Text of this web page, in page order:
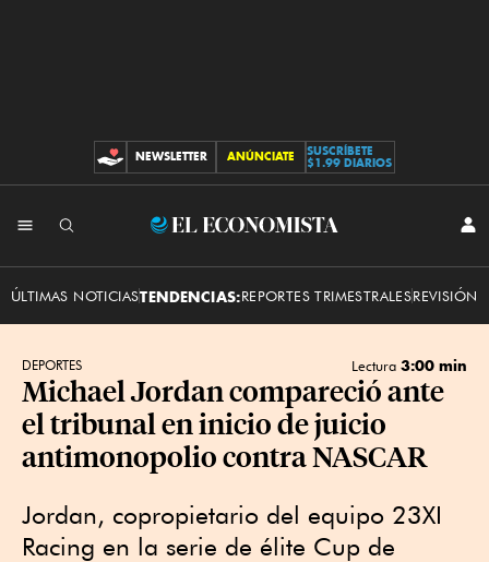
CONTRIBUCIONES
NEWSLETTER ANÚNCIATE
SUSCRÍBETE
$1.99 DIARIOS
El
ÚLTIMAS NOTICIASTENDENCIAS:REPORTES TRIMESTRALESREVISIÓN
DEPORTES Lectura 3:00 min
Michael Jordan compareció ante
el tribunal en inicio de juicio
antimonopolio contra NASCAR
Jordan, copropietario del equipo 23XI
Racing en la serie de élite Cup de